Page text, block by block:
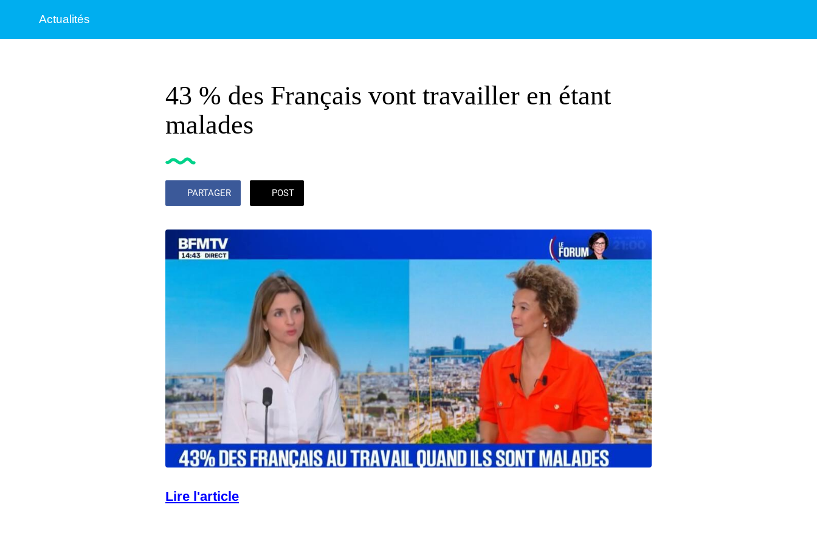
Actualités
43 % des Français vont travailler en étant
malades
PARTAGER POST
Lire l'article